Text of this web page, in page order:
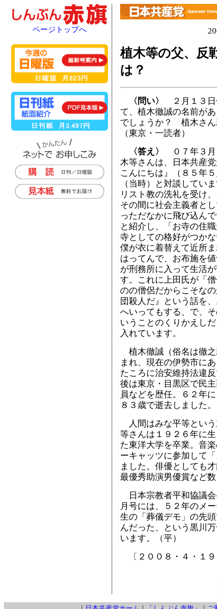
植木等の父、反
は？
〈問い〉
２月１３日
て、植木徹誠の名前が
でしょうか？ 植木さん
（東京・一読者）
〈答え〉
０７年３月
木等さんは、日本共産
こんにちは』（８５年
（当時）と対談してい
リスト教の洗礼を受け
その間に社会主義者と
っただなかに飛び込ん
と紹介し、「お寺の住
寺としての格好がつか
僕が衣に着替えて近所
はってんで、お布施を
が刑務所に入って生活
す。これに上田氏が「
のの僧侶だからこそな
団殺人だ』という話を
へいってもする、で、
いうことのくりかえし
入れています。
植木徹誠（俗名は徹
まれ、現在の伊勢市に
たころに治安維持法違
後は東京・目黒区で民
員などを歴任。６２年
８３歳で逝去しました。
人間はみな平等とい
等さんは１９２６年に
た東洋大学を卒業。音
ーキャッツに参加して
ました。俳優としても
最優秀助演男優賞など
日本宗教者平和協議
月号には、５２年のメ
生の「葬儀デモ」の先
んだった、という黒川
います。（平）
〔２００８・４・１
ページトップへ